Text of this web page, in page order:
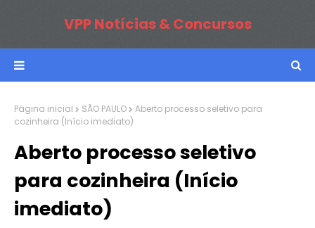
VPP Notícias & Concursos
Página inicial SÃO PAULO
Aberto processo seletivo para
cozinheira (Início imediato)
Aberto processo seletivo
para cozinheira (Início
imediato)